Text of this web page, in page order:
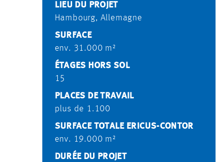
LIEU DU PROJET
Hambourg, Allemagne
SURFACE
env. 31.000 m²
ÉTAGES HORS SOL
15
PLACES DE TRAVAIL
plus de 1.100
SURFACE TOTALE ERICUS-CONTOR
env. 19.000 m²
DURÉE DU PROJET